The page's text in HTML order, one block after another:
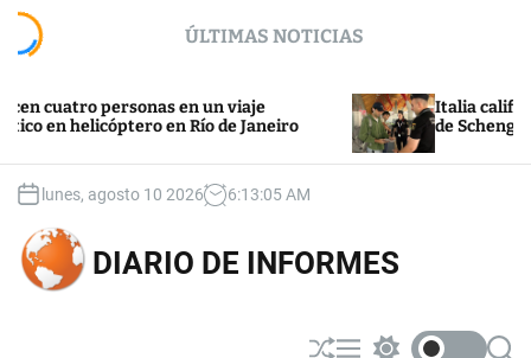
c
ÚLTIMAS NOTICIAS
personas en un viaje
helicóptero en Río de Janeiro
Italia califica de
de Schengen por
lunes, agosto 10 2026 6:13:05AM
DIARIO DE INFORMES